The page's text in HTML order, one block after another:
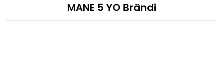
MANE 5 YO Brändi